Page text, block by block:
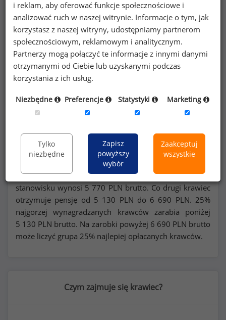
wynagrodzeniachkrawcówlub na innych
stanowiskach?
Dowiedz się więcej
Wykorzystaj kod
Rozkład zarobków na stanowisku krawiec
Miesięczne wynagrodzenie całkowite ( mediana*) na tym
stanowisku wynosi 5 770 PLN brutto. Co drugi krawiec
otrzymuje pensję od 5 130 PLN do 6 690 PLN. 25%
najgorzej wynagradzanych krawców zarabia poniżej
5 130 PLN brutto. Na zarobki powyżej 6 690 PLN brutto
może liczyć grupa 25% najlepiej opłacanych krawców.
Czym zajmuje się krawiec?
i reklam, aby oferować funkcje społecznościowe i
analizować ruch w naszej witrynie. Informacje o tym, jak
korzystasz z naszej witryny, udostępniamy partnerom
społecznościowym, reklamowym i analitycznym.
Partnerzy mogą połączyć te informacje z innymi danymi
otrzymanymi od Ciebie lub uzyskanymi podczas
korzystania z ich usług.
Niezbędne Preferencje Statystyki Marketing
Tylko
niezbędne
Zapisz
powyższy
wybór
Zaakceptuj
wszystkie